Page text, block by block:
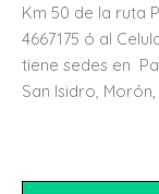
Km 50 de la ruta
4667175 ó al
tiene sedes en
San Isidro,